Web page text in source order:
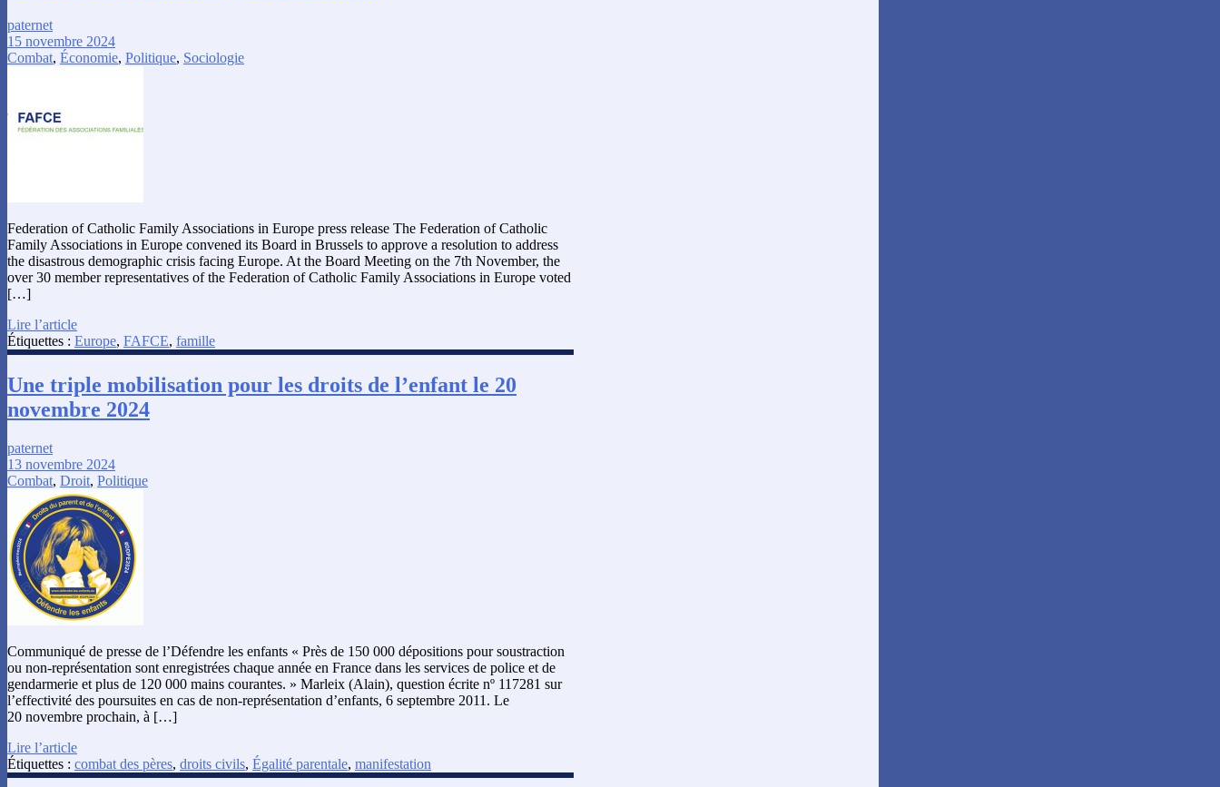
paternet
15 novembre 2024
Combat, Économie, Politique, Sociologie
Federation of Catholic Family Associations in Europe press release The Federation of Catholic
Family Associations in Europe convened its Board in Brussels to approve a resolution to address
the disastrous demographic crisis facing Europe. At the Board Meeting on the 7th November, the
over 30 member representatives of the Federation of Catholic Family Associations in Europe voted
[…]
Lire l’article
Étiquettes : Europe, FAFCE, famille
Une triple mobilisation pour les droits de l’enfant le 20
novembre 2024
paternet
13 novembre 2024
Combat, Droit, Politique
Communiqué de presse de l’Défendre les enfants « Près de 150 000 dépositions pour soustraction
ou non-représentation sont enregistrées chaque année en France dans les services de police et de
gendarmerie et plus de 120 000 mains courantes. » Marleix (Alain), question écrite nº 117281 sur
l’effectivité des poursuites en cas de non-représentation d’enfants, 6 septembre 2011. Le
20 novembre prochain, à […]
Lire l’article
Étiquettes : combat des pères, droits civils, Égalité parentale, manifestation